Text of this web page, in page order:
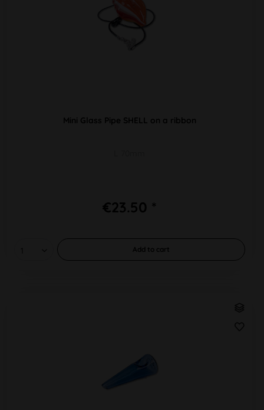
Mini Glass Pipe SHELL on a ribbon
€23.50 *
Add to cart